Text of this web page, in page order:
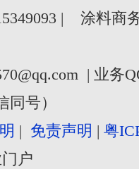
| 涂料商
| 业务
同号）
| 免责声明 |粤
户